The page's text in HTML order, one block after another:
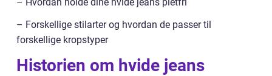
– Forskellige stilarter og hvordan de passer til
forskellige kropstyper
Historien om hvide jeans